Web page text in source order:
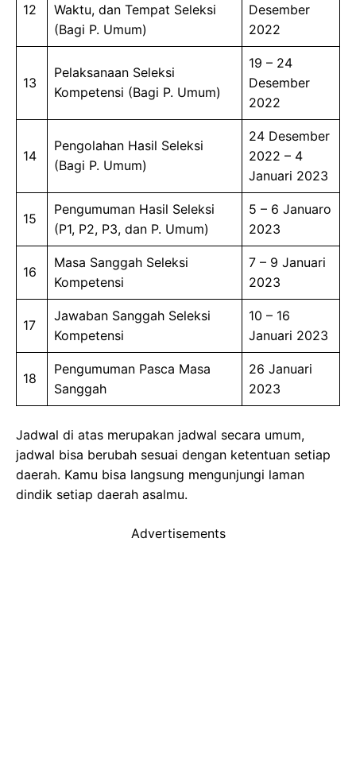
12
Waktu, dan Tempat Seleksi
(Bagi P. Umum)
Desember
2022
13
Pelaksanaan Seleksi
Kompetensi (Bagi P. Umum)
19 – 24
Desember
2022
14
Pengolahan Hasil Seleksi
(Bagi P. Umum)
24 Desember
2022 – 4
Januari 2023
15
Pengumuman Hasil Seleksi
(P1, P2, P3, dan P. Umum)
5 – 6 Januaro
2023
16
Masa Sanggah Seleksi
Kompetensi
7 – 9 Januari
2023
17
Jawaban Sanggah Seleksi
Kompetensi
10 – 16
Januari 2023
18
Pengumuman Pasca Masa
Sanggah
26 Januari
2023
Jadwal di atas merupakan jadwal secara umum,
jadwal bisa berubah sesuai dengan ketentuan setiap
daerah. Kamu bisa langsung mengunjungi laman
dindik setiap daerah asalmu.
Advertisements